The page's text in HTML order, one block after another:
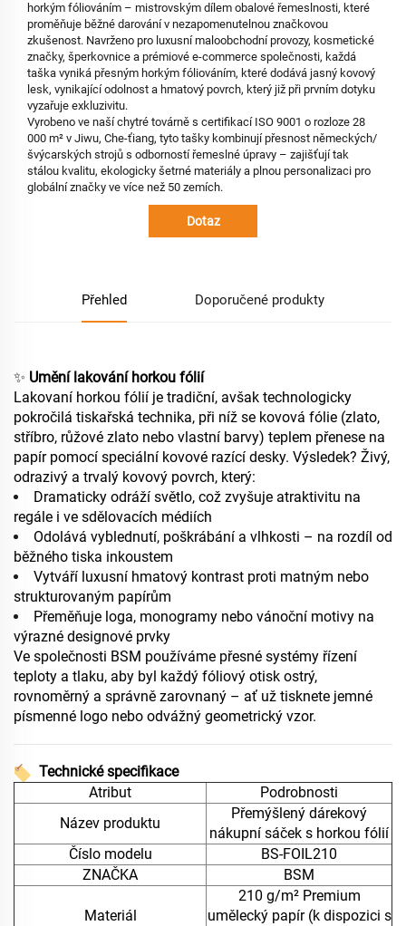
horkým fóliováním – mistrovským dílem obalové řemeslnosti, které
proměňuje běžné darování v nezapomenutelnou značkovou
zkušenost. Navrženo pro luxusní maloobchodní provozy, kosmetické
značky, šperkovnice a prémiové e-commerce společnosti, každá
taška vyniká přesným horkým fóliováním, které dodává jasný kovový
lesk, vynikající odolnost a hmatový povrch, který již při prvním dotyku
vyzařuje exkluzivitu.
Vyrobeno ve naší chytré továrně s certifikací ISO 9001 o rozloze 28
000 m² v Jiwu, Che-ťiang, tyto tašky kombinují přesnost německých/
švýcarských strojů s odborností řemeslné úpravy – zajišťují tak
stálou kvalitu, ekologicky šetrné materiály a plnou personalizaci pro
globální značky ve více než 50 zemích.
Dotaz
Přehled Doporučené produkty
✨ Umění lakování horkou fólií
Lakovaní horkou fólií je tradiční, avšak technologicky
pokročilá tiskařská technika, při níž se kovová fólie (zlato,
stříbro, růžové zlato nebo vlastní barvy) teplem přenese na
papír pomocí speciální kovové razící desky. Výsledek? Živý,
odrazivý a trvalý kovový povrch, který:
Dramaticky odráží světlo, což zvyšuje atraktivitu na
regále i ve sdělovacích médiích
Odolává vyblednutí, poškrábání a vlhkosti – na rozdíl od
běžného tiska inkoustem
Vytváří luxusní hmatový kontrast proti matným nebo
strukturovaným papírům
Přeměňuje loga, monogramy nebo vánoční motivy na
výrazné designové prvky
Ve společnosti BSM používáme přesné systémy řízení
teploty a tlaku, aby byl každý fóliový otisk ostrý,
rovnoměrný a správně zarovnaný – ať už tisknete jemné
písmenné logo nebo odvážný geometrický vzor.
Technické specifikace
Atribut
Podrobnosti
Název produktu
Přemýšlený dárekový
nákupní sáček s horkou fólií
Číslo modelu
BS-FOIL210
ZNAČKA
BSM
Materiál
210 g/m² Premium
umělecký papír (k dispozici s